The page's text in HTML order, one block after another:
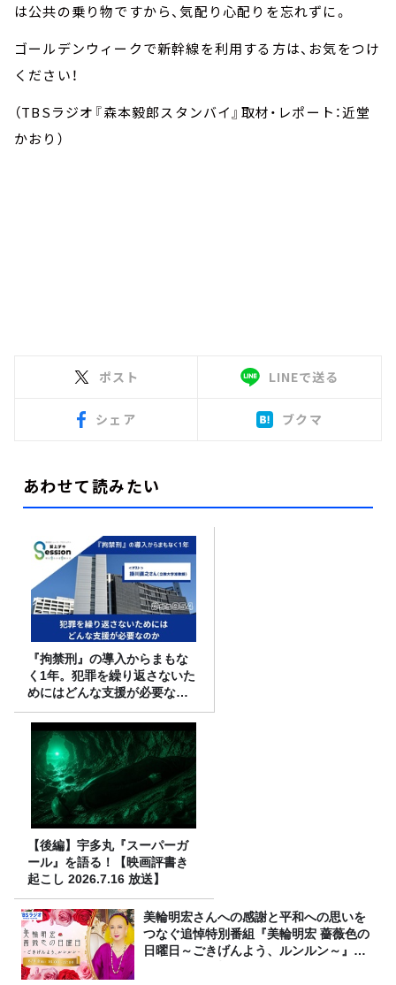
は公共の乗り物ですから、気配り心配りを忘れずに。
ゴールデンウィークで新幹線を利用する方は、お気をつけ
ください！
（TBSラジオ『森本毅郎スタンバイ』取材・レポート：近堂
かおり）
ポスト LINEで送る
シェア ブクマ
あわせて読みたい
『拘禁刑』の導入からまもな
く1年。犯罪を繰り返さないた
めにはどんな支援が必要なの
か
【後編】宇多丸『スーパーガ
ール』を語る！【映画評書き
起こし 2026.7.16 放送】
美輪明宏さんへの感謝と平和への思いを
つなぐ追悼特別番組『美輪明宏 薔薇色の
日曜日～ごきげんよう、ルンルン～』